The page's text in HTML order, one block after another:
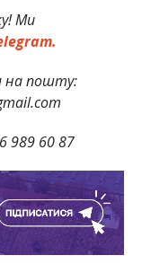
Ми
на пошту:
989 60 87